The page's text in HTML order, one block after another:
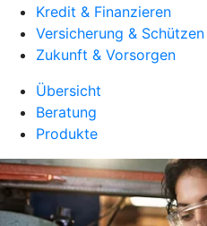
Kredit & Finanzieren
Versicherung & Schützen
Zukunft & Vorsorgen
Übersicht
Beratung
Produkte